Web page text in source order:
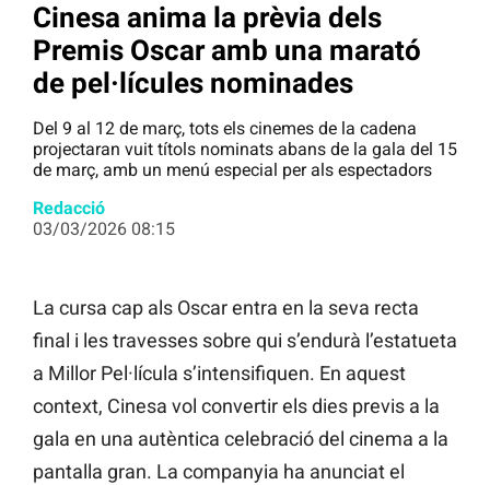
Cinesa anima la prèvia dels
Premis Oscar amb una marató
de pel·lícules nominades
Del 9 al 12 de març, tots els cinemes de la cadena
projectaran vuit títols nominats abans de la gala del 15
de març, amb un menú especial per als espectadors
Redacció
03/03/2026 08:15
La cursa cap als Oscar entra en la seva recta
final i les travesses sobre qui s’endurà l’estatueta
a Millor Pel·lícula s’intensifiquen. En aquest
context, Cinesa vol convertir els dies previs a la
gala en una autèntica celebració del cinema a la
pantalla gran. La companyia ha anunciat el